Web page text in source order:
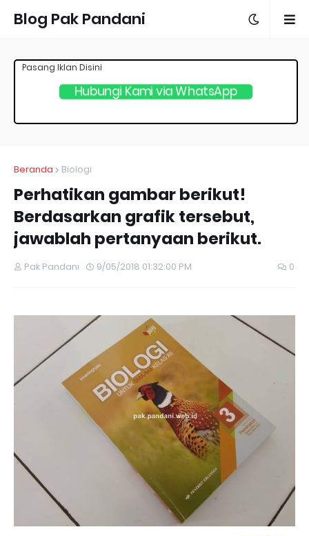
Blog Pak Pandani
Hubungi Kami via WhatsApp
Pasang Iklan Disini
Beranda Biologi
Perhatikan gambar berikut!
Berdasarkan grafik tersebut,
jawablah pertanyaan berikut.
Pak Pandani 9/05/2018 01:32:00 PM 0